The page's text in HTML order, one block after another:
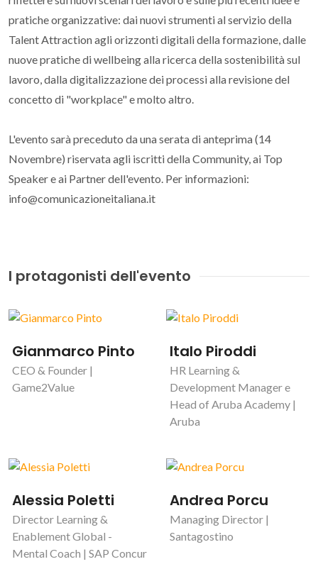
pratiche organizzative: dai nuovi strumenti al servizio della
Talent Attraction agli orizzonti digitali della formazione, dalle
nuove pratiche di wellbeing alla ricerca della sostenibilità sul
lavoro, dalla digitalizzazione dei processi alla revisione del
concetto di "workplace" e molto altro.
L'evento sarà preceduto da una serata di anteprima (14
Novembre) riservata agli iscritti della Community, ai Top
Speaker e ai Partner dell'evento. Per informazioni:
info@comunicazioneitaliana.it
I protagonisti dell'evento
Gianmarco Pinto
CEO & Founder |
Game2Value
Italo Piroddi
HR Learning &
Development Manager e
Head of Aruba Academy |
Aruba
Alessia Poletti
Director Learning &
Enablement Global -
Mental Coach | SAP Concur
Andrea Porcu
Managing Director |
Santagostino